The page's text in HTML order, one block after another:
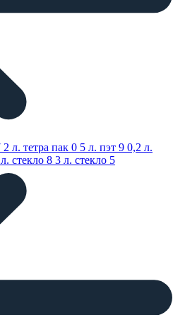
2 л. тетра пак 0 5 л. пэт 9 0,2 л.
стекло 8 3 л. стекло 5